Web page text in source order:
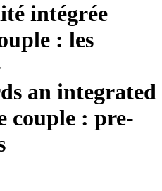
intégrée
: les
an integrated
couple : pre-